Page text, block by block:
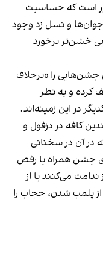
است که حساسیت
و نسل زد وجود
خشن‌تر برخورد
را «برخلاف
کرده و به نظر
در این زمینه‌اند.
کافه در دزفول و
در آن در سخنانی
جشن همراه با رقص
می‌کنند یا از
پلمب شدن، حجاب را